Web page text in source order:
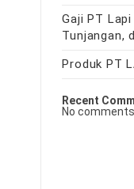
Gaji PT
Tunjangan,
Produk PT
Recent
No